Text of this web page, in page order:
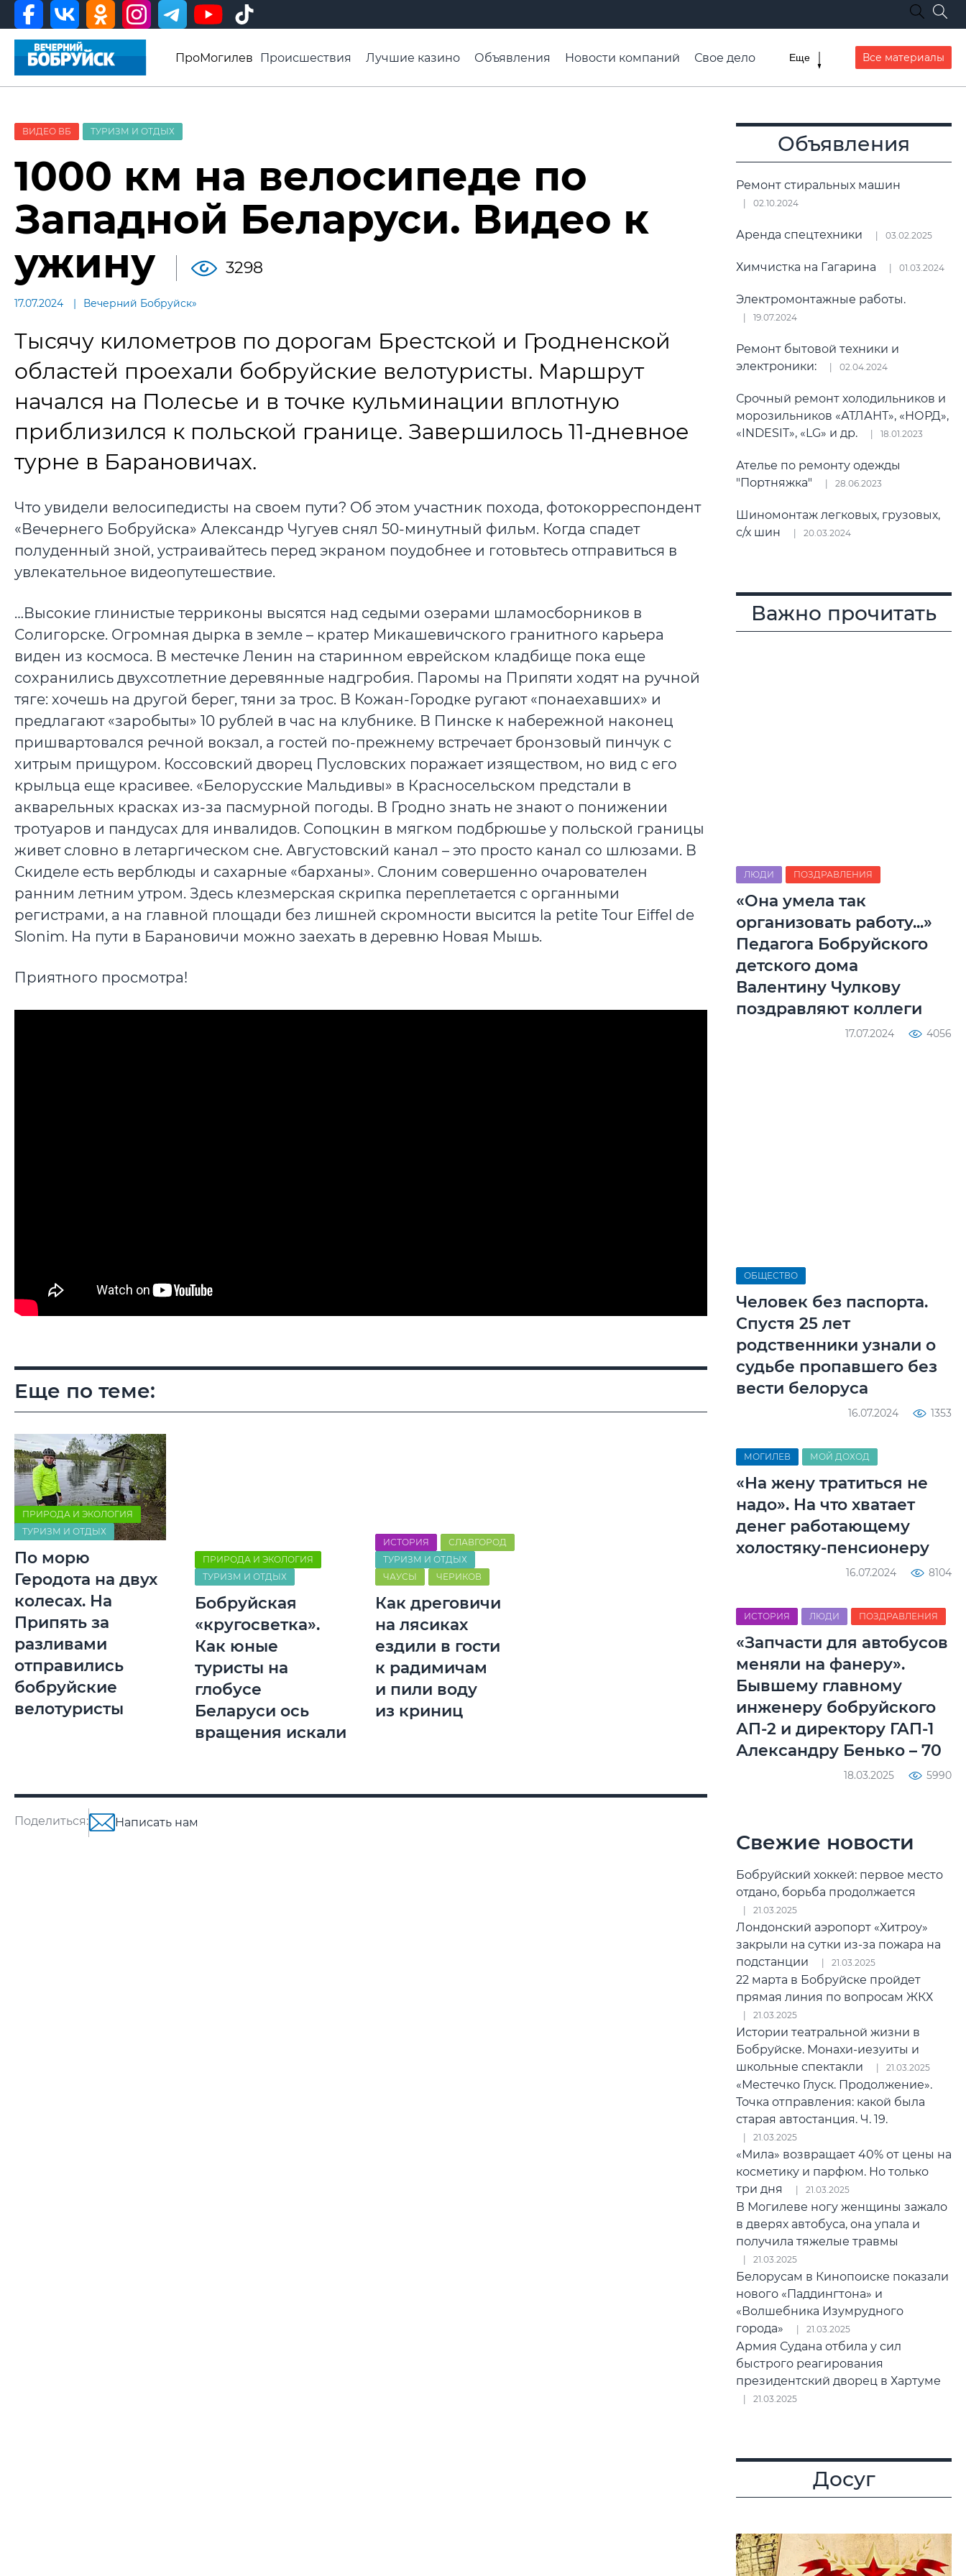
ПроМогилев Происшествия Лучшие казино Объявления Новости компаний
Свое дело
Видео ВБ
Еще Все материалы
ВИДЕО ВБ ТУРИЗМ И ОТДЫХ
1000 км на велосипеде по
Западной Беларуси. Видео к
ужину
3298
17.07.2024 Вечерний Бобруйск»
Тысячу километров по дорогам Брестской и Гродненской
областей проехали бобруйские велотуристы. Маршрут
начался на Полесье и в точке кульминации вплотную
приблизился к польской границе. Завершилось 11-дневное
турне в Барановичах.
Что увидели велосипедисты на своем пути? Об этом участник похода, фотокорреспондент
«Вечернего Бобруйска» Александр Чугуев снял 50-минутный фильм. Когда спадет
полуденный зной, устраивайтесь перед экраном поудобнее и готовьтесь отправиться в
увлекательное видеопутешествие.
…Высокие глинистые терриконы высятся над седыми озерами шламосборников в
Солигорске. Огромная дырка в земле – кратер Микашевичского гранитного карьера
виден из космоса. В местечке Ленин на старинном еврейском кладбище пока еще
сохранились двухсотлетние деревянные надгробия. Паромы на Припяти ходят на ручной
тяге: хочешь на другой берег, тяни за трос. В Кожан-Городке ругают «понаехавших» и
предлагают «заробыты» 10 рублей в час на клубнике. В Пинске к набережной наконец
пришвартовался речной вокзал, а гостей по-прежнему встречает бронзовый пинчук с
хитрым прищуром. Коссовский дворец Пусловских поражает изяществом, но вид с его
крыльца еще красивее. «Белорусские Мальдивы» в Красносельском предстали в
акварельных красках из-за пасмурной погоды. В Гродно знать не знают о понижении
тротуаров и пандусах для инвалидов. Сопоцкин в мягком подбрюшье у польской границы
живет словно в летаргическом сне. Августовский канал – это просто канал со шлюзами. В
Скиделе есть верблюды и сахарные «барханы». Слоним совершенно очарователен
ранним летним утром. Здесь клезмерская скрипка переплетается с органными
регистрами, а на главной площади без лишней скромности высится la petite Tour Eiffel de
Slonim. На пути в Барановичи можно заехать в деревню Новая Мышь.
Приятного просмотра!
Еще по теме:
ПРИРОДА И ЭКОЛОГИЯ
ТУРИЗМ И ОТДЫХ
По морю
Геродота на двух
колесах. На
Припять за
разливами
отправились
бобруйские
велотуристы
ПРИРОДА И ЭКОЛОГИЯ
ТУРИЗМ И ОТДЫХ
Бобруйская
«кругосветка».
Как юные
туристы на
глобусе
Беларуси ось
вращения искали
ИСТОРИЯ
СЛАВГОРОД
ТУРИЗМ И ОТДЫХ
ЧАУСЫ
ЧЕРИКОВ
Как дреговичи
на лясиках
ездили в гости
к радимичам
и пили воду
из криниц
Поделиться: Написать нам
Объявления
Ремонт стиральных машин
02.10.2024
Аренда спецтехники 03.02.2025
Химчистка на Гагарина 01.03.2024
Электромонтажные работы.
19.07.2024
Ремонт бытовой техники и
электроники:
02.04.2024
Срочный ремонт холодильников и
морозильников «АТЛАНТ», «НОРД»,
«INDESIT», «LG» и др.
18.01.2023
Ателье по ремонту одежды
"Портняжка"
28.06.2023
Шиномонтаж легковых, грузовых,
с/х шин
20.03.2024
Важно прочитать
ЛЮДИ ПОЗДРАВЛЕНИЯ
«Она умела так
организовать работу...»
Педагога Бобруйского
детского дома
Валентину Чулкову
поздравляют коллеги
17.07.2024 4056
ОБЩЕСТВО
Человек без паспорта.
Спустя 25 лет
родственники узнали о
судьбе пропавшего без
вести белоруса
16.07.2024 1353
МОГИЛЕВ МОЙ ДОХОД
«На жену тратиться не
надо». На что хватает
денег работающему
холостяку-пенсионеру
16.07.2024 8104
ИСТОРИЯ ЛЮДИ ПОЗДРАВЛЕНИЯ
«Запчасти для автобусов
меняли на фанеру».
Бывшему главному
инженеру бобруйского
АП-2 и директору ГАП-1
Александру Бенько – 70
18.03.2025 5990
Свежие новости
Бобруйский хоккей: первое место
отдано, борьба продолжается
21.03.2025
Лондонский аэропорт «Хитроу»
закрыли на сутки из-за пожара на
подстанции
21.03.2025
22 марта в Бобруйске пройдет
прямая линия по вопросам ЖКХ
21.03.2025
Истории театральной жизни в
Бобруйске. Монахи-иезуиты и
школьные спектакли
21.03.2025
«Местечко Глуск. Продолжение».
Точка отправления: какой была
старая автостанция. Ч. 19.
21.03.2025
«Мила» возвращает 40% от цены на
косметику и парфюм. Но только
три дня
21.03.2025
В Могилеве ногу женщины зажало
в дверях автобуса, она упала и
получила тяжелые травмы
21.03.2025
Белорусам в Кинопоиске показали
нового «Паддингтона» и
«Волшебника Изумрудного
города»
21.03.2025
Армия Судана отбила у сил
быстрого реагирования
президентский дворец в Хартуме
21.03.2025
Досуг